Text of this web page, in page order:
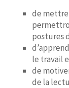
de mettre
postures
le travail
de
de la